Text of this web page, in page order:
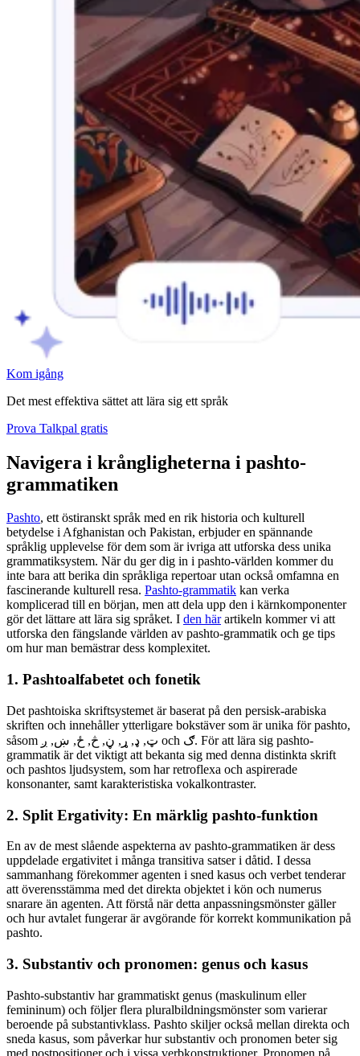
Kom igång
Det mest effektiva sättet att lära sig ett språk
Prova Talkpal gratis
Navigera i krångligheterna i pashto-
grammatiken
Pashto, ett östiranskt språk med en rik historia och kulturell
betydelse i Afghanistan och Pakistan, erbjuder en spännande
språklig upplevelse för dem som är ivriga att utforska dess unika
grammatiksystem. När du ger dig in i pashto-världen kommer du
inte bara att berika din språkliga repertoar utan också omfamna en
fascinerande kulturell resa. Pashto-grammatik kan verka
komplicerad till en början, men att dela upp den i kärnkomponenter
gör det lättare att lära sig språket. I den härartikeln kommer vi att
utforska den fängslande världen av pashto-grammatik och ge tips
om hur man bemästrar dess komplexitet.
1. Pashtoalfabetet och fonetik
Det pashtoiska skriftsystemet är baserat på den persisk-arabiska
skriften och innehåller ytterligare bokstäver som är unika för pashto,
såsom ټ, ډ, ړ, ڼ, څ, ځ, ښ, ږ och ګ. För att lära sig pashto-
grammatik är det viktigt att bekanta sig med denna distinkta skrift
och pashtos ljudsystem, som har retroflexa och aspirerade
konsonanter, samt karakteristiska vokalkontraster.
2. Split Ergativity: En märklig pashto-funktion
En av de mest slående aspekterna av pashto-grammatiken är dess
uppdelade ergativitet i många transitiva satser i dåtid. I dessa
sammanhang förekommer agenten i sned kasus och verbet tenderar
att överensstämma med det direkta objektet i kön och numerus
snarare än agenten. Att förstå när detta anpassningsmönster gäller
och hur avtalet fungerar är avgörande för korrekt kommunikation på
pashto.
3. Substantiv och pronomen: genus och kasus
Pashto-substantiv har grammatiskt genus (maskulinum eller
femininum) och följer flera pluralbildningsmönster som varierar
beroende på substantivklass. Pashto skiljer också mellan direkta och
sneda kasus, som påverkar hur substantiv och pronomen beter sig
med postpositioner och i vissa verbkonstruktioner. Pronomen på